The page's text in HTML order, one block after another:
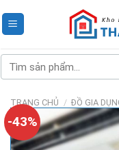
to
Tìm
kiếm:
TRANG CHỦ / ĐỒ GIA
-43%